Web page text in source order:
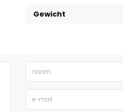
Gewicht